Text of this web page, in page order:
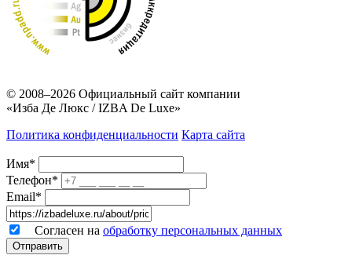
© 2008–2026 Официальный сайт компании
«Изба Де Люкс / IZBA De Luxe»
Политика конфиденциальности Карта сайта
Имя*
Телефон*
Email*
Согласен на обработку персональных данных
Отправить